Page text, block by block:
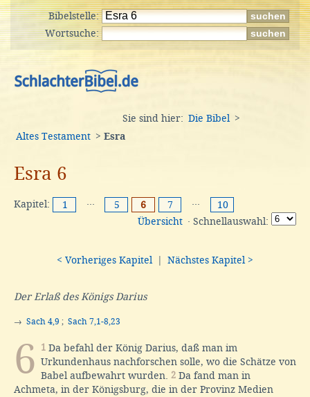
Bibelstelle:
Wortsuche:
Sie sind hier: Die Bibel
>
Altes Testament > Esra
Esra 6
Kapitel: 1 ··· 5 6 7 ···
10
Übersicht · Schnellauswahl:
< Vorheriges Kapitel Nächstes Kapitel >
Der Erlaß des Königs Darius
→ Sach 4,9 ; Sach 7,1-8,23
6 1 Da befahl der König Darius, daß man im
Urkundenhaus nachforschen solle, wo die Schätze von
Babel aufbewahrt wurden. 2 Da fand man in
Achmeta, in der Königsburg, die in der Provinz Medien